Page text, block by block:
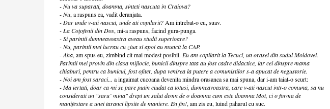
- Nu va suparati, doamna, sinteti nascuta in Craiova?
-Nu, a raspuns ea, vadit deranjata.
- Dar unde v-ati nascut, unde ati copilarit?Am intrebat-o eu, suav.
- La Coțofenii din Dos, mi-a raspuns, facind gura-punga.
- Si parintii dumneavoastra aveau studii superioare?
- Nu, parintii mei lucrau cu ziua si apoi au muncit la CAP.
-Aha, am spus eu, zimbind cit mai modest posibil. Eu am copilarit la Tecuci, un orasel din sudul Moldovei.
Parintii mei provin din clasa mijlocie, bunicii dinspre tata au fost cadre didactice, iar cei dinspre mama
chiaburi, pentru ca bunicul, fost ofiter, dupa venirea la putere a comunistilor s-a apucat de negustorie.
- Noi am fost saraci... a ingaimat cucoana devenita mindra orasanca sa mai spuna, dar i-am taiat-o scurt:
- Ma iertati, doar ca mi se pare putin ciudat ca totusi, dumneavoastra, care v-ati nascut intr-o comuna, sa nu
considerati un "saru` mina" drept un salut demn de o doamna cum este doamna Mot, ci o forma de
manifestare a unei taranci lipsite de maniere. En fin!, am zis eu, luind paharul cu suc.